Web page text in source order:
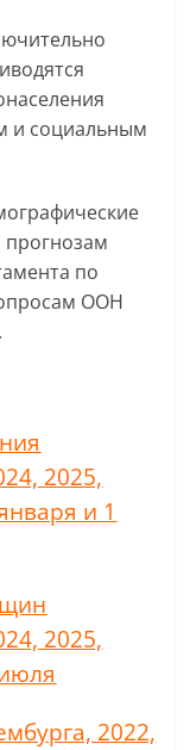
и социальным
прогнозам
по
ООН
2025,
и 1
2025,
2022,